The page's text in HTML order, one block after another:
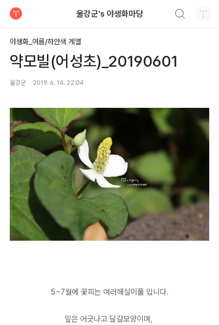
울강군's 야생화마당
야생화_여름/하얀색 계열
약모빌(어성초)_20190601
울강군 2019. 6. 14. 22:04
5~7월에 꽃피는 여러해살이풀 입니다.
잎은 어긋나고 달걀모양이며,